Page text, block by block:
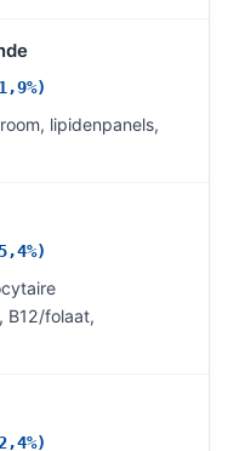
lipidenpanels,
B12/folaat,